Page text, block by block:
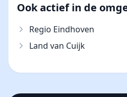
Ook actief in de
Regio Eindhoven
Land van Cuijk